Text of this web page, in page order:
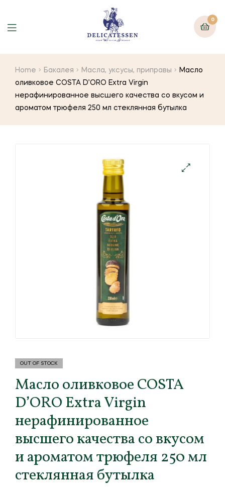
0
Home Бакалея Масла, уксусы, приправы
Масло
оливковое COSTA D’ORO Extra Virgin
нерафинированное высшего качества со вкусом и
ароматом трюфеля 250 мл стеклянная бутылка
OUT OF STOCK
Масло оливковое COSTA
D’ORO Extra Virgin
нерафинированное
высшего качества со вкусом
и ароматом трюфеля 250 мл
стеклянная бутылка